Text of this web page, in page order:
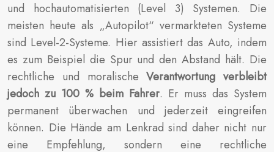
und hochautomatisierten (Level 3) Systemen. Die
meisten heute als „Autopilot“ vermarkteten Systeme
sind Level-2-Systeme. Hier assistiert das Auto, indem
es zum Beispiel die Spur und den Abstand hält. Die
rechtliche und moralischeVerantwortung verbleibt
jedoch zu 100 % beim Fahrer. Er muss das System
permanent überwachen und jederzeit eingreifen
können. Die Hände am Lenkrad sind daher nicht nur
eine Empfehlung, sondern eine rechtliche